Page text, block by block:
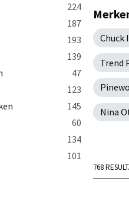
224
187
193
139
47
123
145
60
134
101
Chuck
Trend
Nina
768